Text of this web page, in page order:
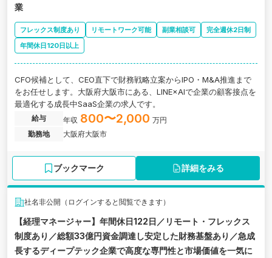
業
フレックス制度あり リモートワーク可能 副業相談可
完全週休2日制
年間休日120日以上
CFO候補として、CEO直下で財務戦略立案からIPO・M&A推進まで
をお任せします。大阪府大阪市にある、LINE×AIで企業の顧客接点を
最適化する成長中SaaS企業の求人です。
給与 年収 800〜2,000 万円
勤務地
大阪府大阪市
ブックマーク 詳細をみる
社名非公開（ログインすると閲覧できます）
【経理マネージャー】年間休日122日／リモート・フレックス
制度あり／総額33億円資金調達し安定した財務基盤あり／急成
長するディープテック企業で高度な専門性と市場価値を一気に